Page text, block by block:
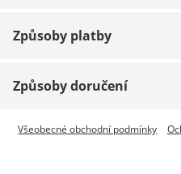
Platba
Navrácení zboží
Sledování zásilky
Práce
Blue World
Způsoby platby
Způsoby doručení
Expresní
Všeobecné obchodní podmínky